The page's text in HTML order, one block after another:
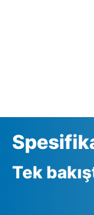
Tek